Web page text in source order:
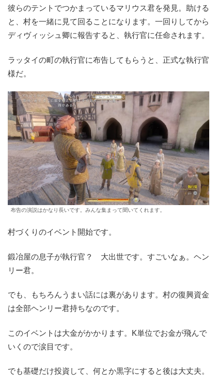
彼らのテントでつかまっているマリウス君を発見。助ける
と、村を一緒に見て回ることになります。一回りしてから
ディヴィッシュ卿に報告すると、執行官に任命されます。
ラッタイの町の執行官に布告してもらうと、正式な執行官
様だ。
布告の演説はかなり長いです。みんな集まって聞いてくれます。
村づくりのイベント開始です。
鍛冶屋の息子が執行官？ 大出世です。すごいなぁ。ヘン
リー君。
でも、もちろんうまい話には裏があります。村の復興資金
は全部ヘンリー君持ちなのです。
このイベントは大金がかかります。K単位でお金が飛んで
いくので涙目です。
でも基礎だけ投資して、何とか黒字にすると後は大丈夫。